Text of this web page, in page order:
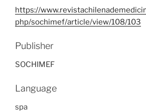
https://
php/sochimef/article/view/108/103
Publisher
SOCHIMEF
Language
spa